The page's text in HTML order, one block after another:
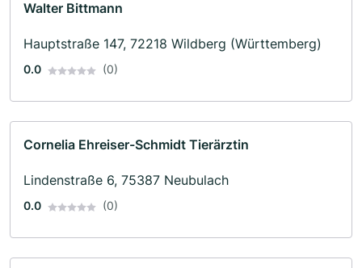
Walter Bittmann
Hauptstraße 147, 72218 Wildberg (Württemberg)
0.0 (0)
Cornelia Ehreiser-Schmidt Tierärztin
Lindenstraße 6, 75387 Neubulach
0.0 (0)